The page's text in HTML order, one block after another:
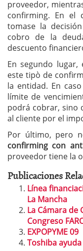
proveedor,
confirming. En el
tomase la
cobro de la
descuento
En segundo lugar,
este tipò de
la entidad. En
límite de
podrá cobrar, sino
al cliente por el
Por último, pero
confirming con
proveedor tiene la
Publicaciones
Línea
La Mancha
La Cámara de
Congreso
EXPOPYME 09
Toshiba